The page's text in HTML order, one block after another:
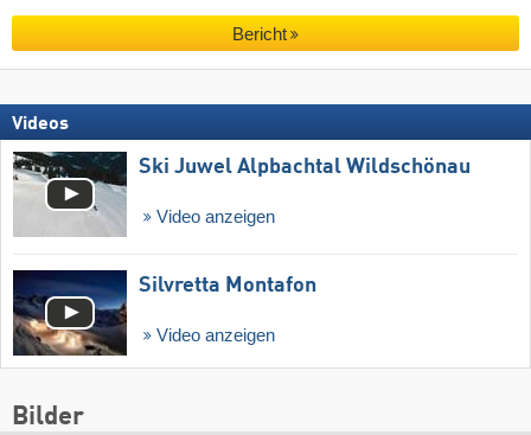
Bericht
Videos
Ski Juwel Alpbachtal Wildschönau
Video anzeigen
Silvretta Montafon
Video anzeigen
Bilder